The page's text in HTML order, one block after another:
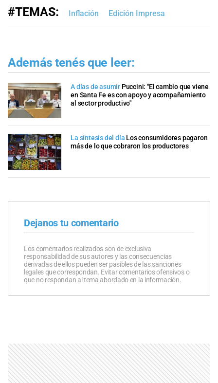
#TEMAS: Inflación Edición Impresa
Además tenés que leer:
A días de asumir Puccini: "El cambio que viene
en Santa Fe es con apoyo y acompañamiento
al sector productivo"
La síntesis del día Los consumidores pagaron
más de lo que cobraron los productores
Dejanos tu comentario
Los comentarios realizados son de exclusiva
responsabilidad de sus autores y las consecuencias
derivadas de ellos pueden ser pasibles de las sanciones
legales que correspondan. Evitar comentarios ofensivos o
que no respondan al tema abordado en la información.